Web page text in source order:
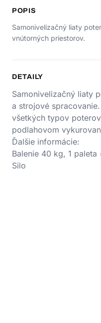
POPIS
Samonivelizačný liaty
vnútorných priestorov.
DETAILY
Samonivelizačný liaty
a strojové
všetkých typov
podlahovom
Ďalšie informácie:
Balenie 40 kg, 1
Silo